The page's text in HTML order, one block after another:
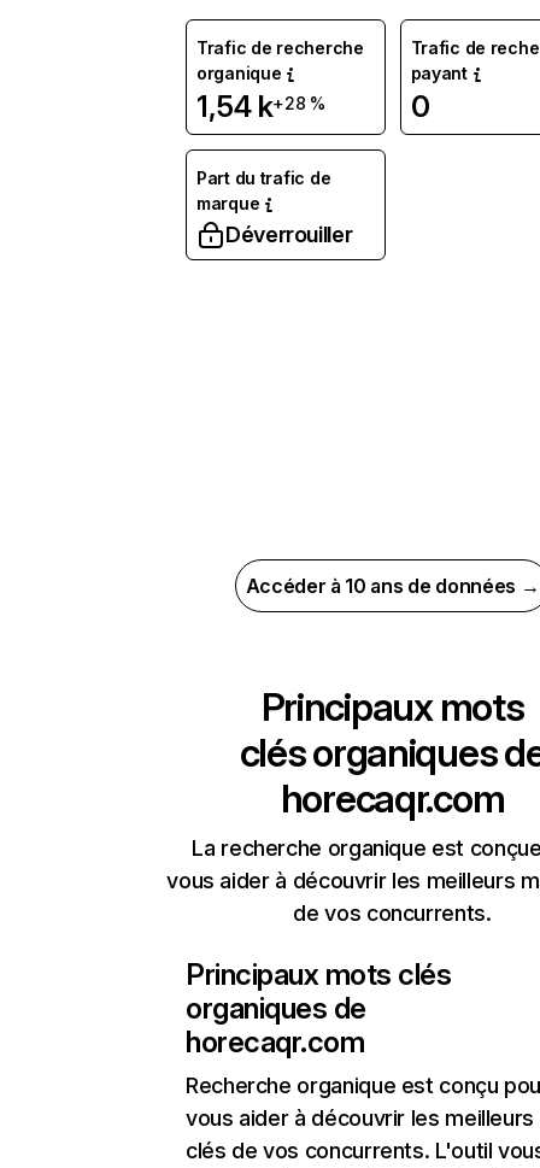
Trafic de recherche
organique
1,54 k+28 %
Trafic de
payant
0
Part du trafic de
marque
Déverrouiller
Accéder à 10 ans de données →
Principaux mots
clés organiques
horecaqr.com
La recherche organique est
vous aider à découvrir les meilleurs
de vos concurrents.
Principaux mots clés
organiques de
horecaqr.com
Recherche organique est conçu
vous aider à découvrir les
clés de vos concurrents. L'outil